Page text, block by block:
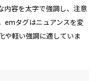
内容を太字で強調し、注意
emタグはニュアンスを変
や軽い強調に適していま